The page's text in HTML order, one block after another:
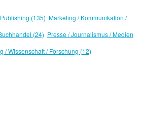
(135) Marketing / Kommunikation /
(24) Presse / Journalismus / Medien
/ Wissenschaft / Forschung (12)